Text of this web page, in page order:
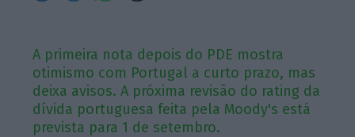
A primeira nota depois do PDE mostra
otimismo com Portugal a curto prazo, mas
deixa avisos. A próxima revisão do rating da
dívida portuguesa feita pela Moody's está
prevista para 1 de setembro.